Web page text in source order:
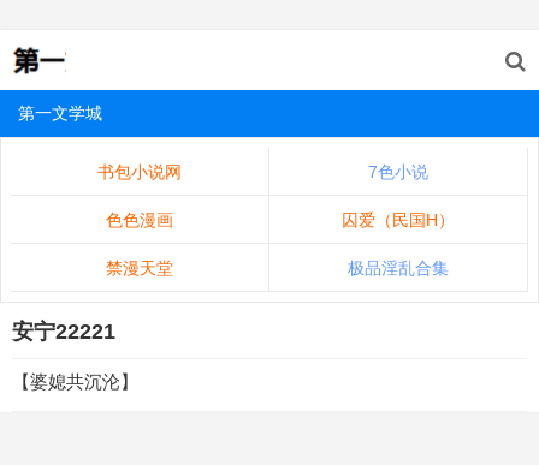
第一文学城
书包小说网 7色小说
色色漫画 囚爱（民国H）
禁漫天堂 极品淫乱合集
安宁22221
【婆媳共沉沦】